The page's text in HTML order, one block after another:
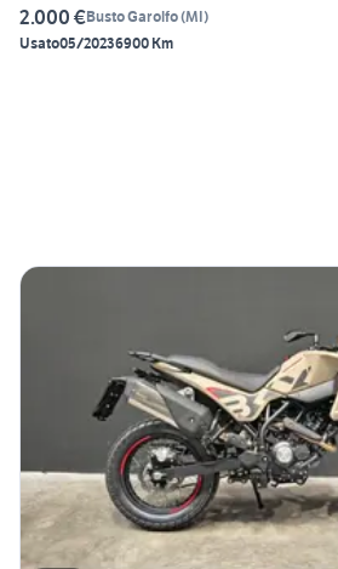
2.000 €Busto Garolfo(MI)
Usato05/20236900 Km